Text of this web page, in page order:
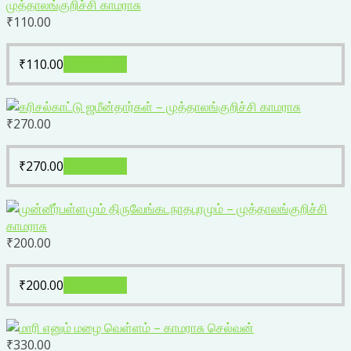
₹110.00
₹110.00
₹270.00
₹270.00
₹200.00
₹200.00
₹330.00